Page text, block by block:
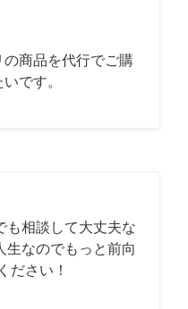
の商品を代行でご購
です。
も相談して大丈夫な
生なのでもっと前向
ださい！